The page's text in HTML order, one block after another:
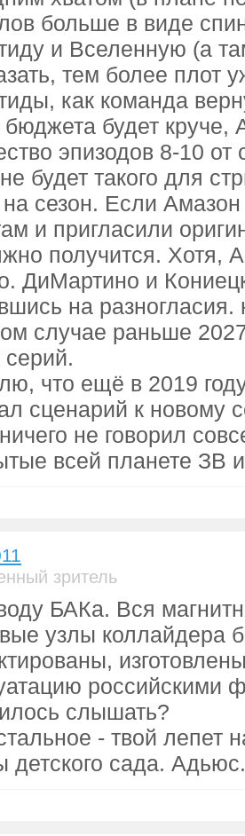
больше в виде
и Вселенную (а
тем более плот
как команда
будет круче,
эпизодов 8-10
будет такого для
сезон. Если
и пригласили
получится. Хотя,
ДиМартино и
на
случае раньше
что ещё в 2019
сценарий к новому
не говорил
всей планете ЗВ
зритель
БАКа. Вся
узлы коллайдера
слышать?
- твой лепет
детского сада. Адьюс.